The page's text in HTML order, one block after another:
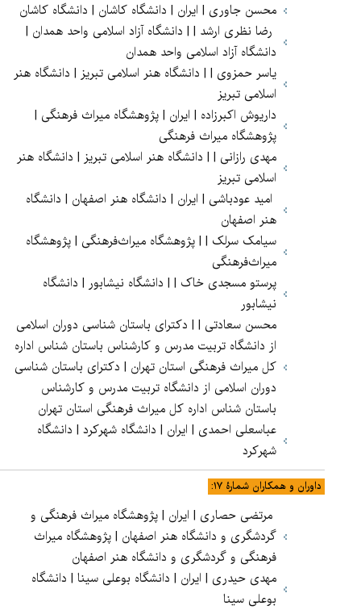
محسن جاوری | ایران | دانشگاه کاشان | دانشگاه کاشان
رضا نظری ارشد | | دانشگاه آزاد اسلامی واحد همدان |
دانشگاه آزاد اسلامی واحد همدان
یاسر حمزوی | | دانشگاه هنر اسلامی تبریز | دانشگاه هنر
اسلامی تبریز
داریوش اکبرزاده | ایران | پژوهشگاه میراث فرهنگی |
پژوهشگاه میراث فرهنگی
مهدی رازانی | | دانشگاه هنر اسلامی تبریز | دانشگاه هنر
اسلامی تبریز
امید عودباشی | ایران | دانشگاه هنر اصفهان | دانشگاه
هنر اصفهان
سیامک سرلک | | پژوهشگاه میراث‌فرهنگی | پژوهشگاه
میراث‌فرهنگی
پرستو مسجدی خاک | | دانشگاه نیشابور | دانشگاه
نیشابور
محسن سعادتی | | دکترای باستان شناسی دوران اسلامی
از دانشگاه تربیت مدرس و کارشناس باستان شناس اداره
کل میراث فرهنگی استان تهران | دکترای باستان شناسی
دوران اسلامی از دانشگاه تربیت مدرس و کارشناس
باستان شناس اداره کل میراث فرهنگی استان تهران
عباسعلی احمدی | ایران | دانشگاه شهرکرد | دانشگاه
شهرکرد
داوران و همکاران شمارۀ ۱۷:
مرتضی حصاری | ایران | پژوهشگاه میراث فرهنگی و
گردشگری و دانشگاه هنر اصفهان | پژوهشگاه میراث
فرهنگی و گردشگری و دانشگاه هنر اصفهان
مهدی حیدری | ایران | دانشگاه بوعلی سینا | دانشگاه
بوعلی سینا